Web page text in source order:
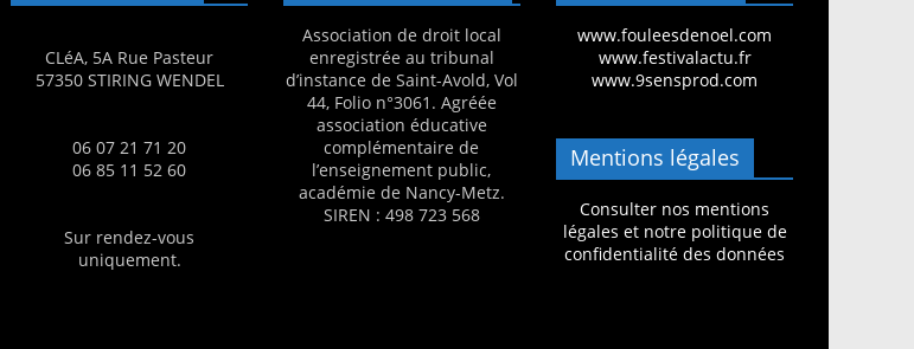
CLéA, 5A Rue Pasteur
57350 STIRING WENDEL
06 07 21 71 20
06 85 11 52 60
Sur rendez-vous
uniquement.
Association de droit local
enregistrée au tribunal
d’instance de Saint-Avold, Vol
44, Folio n°3061. Agréée
association éducative
complémentaire de
l’enseignement public,
académie de Nancy-Metz.
SIREN : 498 723 568
www.fouleesdenoel.com
www.festivalactu.fr
www.9sensprod.com
Mentions légales
Consulter nos mentions
légales et notre politique de
confidentialité des données